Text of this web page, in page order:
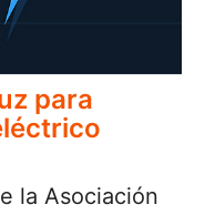
para
la Asociación